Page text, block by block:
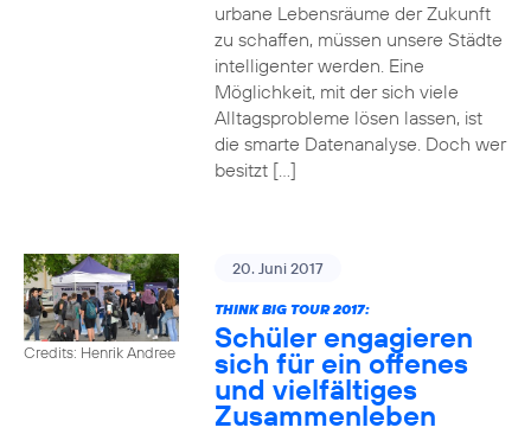
urbane Lebensräume der Zukunft
zu schaffen, müssen unsere Städte
intelligenter werden. Eine
Möglichkeit, mit der sich viele
Alltagsprobleme lösen lassen, ist
die smarte Datenanalyse. Doch wer
besitzt […]
Credits: Henrik Andree
20. Juni 2017
THINK BIG TOUR 2017:
Schüler engagieren
sich für ein offenes
und vielfältiges
Zusammenleben